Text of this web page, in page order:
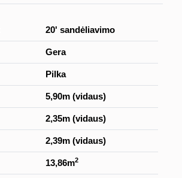
20' sandėliavimo
Gera
Pilka
5,90m (vidaus)
2,35m (vidaus)
2,39m (vidaus)
13,86m2